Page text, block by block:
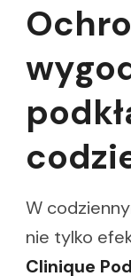
W
nie tylko
Clinique